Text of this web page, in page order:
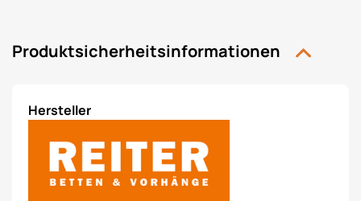
Produktsicherheitsinformationen
Hersteller